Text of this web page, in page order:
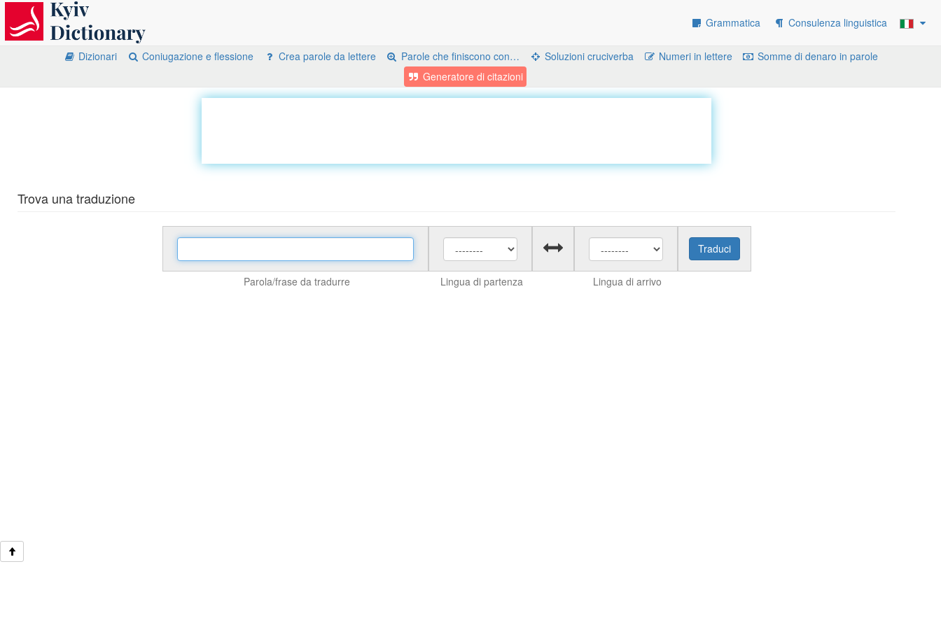
Grammatica Consulenza linguistica
Dizionari Coniugazione e flessione Crea parole da lettere Parole che finiscono con… Soluzioni cruciverba Numeri in lettere
Somme di denaro in parole
Generatore di citazioni
Trova una traduzione
Parola/frase da tradurre Lingua di partenza Lingua di arrivo